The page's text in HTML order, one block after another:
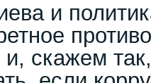
и
и, скажем